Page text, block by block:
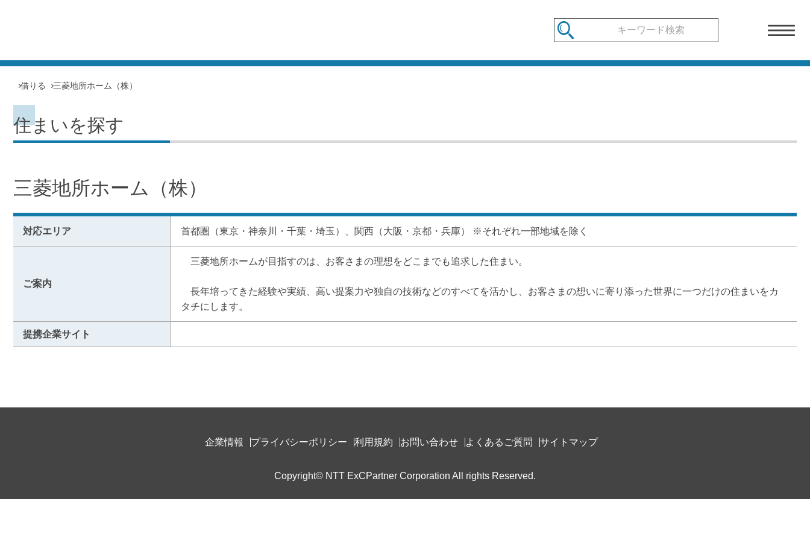
借りる 三菱地所ホーム（株）
住まいを探す
三菱地所ホーム（株）
対応エリア 首都圏（東京・神奈川・千葉・埼玉）、関西（大阪・京都・兵庫） ※それぞれ一部地域を除く
ご案内
三菱地所ホームが目指すのは、お客さまの理想をどこまでも追求した住まい。
長年培ってきた経験や実績、高い提案力や独自の技術などのすべてを活かし、お客さまの想いに寄り添った世界に一つだけの住まいをカ
タチにします。
提携企業サイト
企業情報 プライバシーポリシー 利用規約 お問い合わせ よくあるご質問 サイトマップ
Copyright© NTT ExCPartner Corporation All rights Reserved.